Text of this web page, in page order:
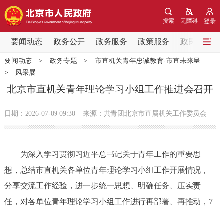
登录
无障碍
搜索
要闻动态 政务公开 政务服务 政策服务 政民互动
要闻动态
党中央精神 国务院信息 中央部委动态
北京要闻 会议信息 部门动态
各区热点
政务公开
市领导 机构职能 政策服务
政策兑现 政策解读 回应关切
要闻动态> 政务专题 > 市直机关青年忠诚教育-市直未来呈
>
风采展
北京市直机关青年理论学习小组工作推进会召开
日期：2026-07-09 09:30 来源：共青团北京市直属机关工作委员会
为深入学习贯彻习近平总书记关于青年工作的重要思
想，总结市直机关各单位青年理论学习小组工作开展情况，
分享交流工作经验，进一步统一思想、明确任务、压实责
任，对各单位青年理论学习小组工作进行再部署、再推动，7